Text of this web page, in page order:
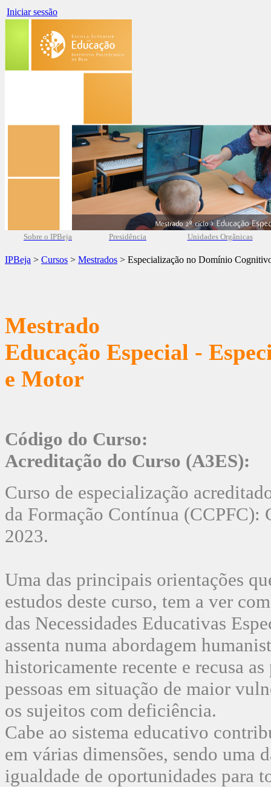
Iniciar sessão
Sobre o IPBeja Presidência Unidades Orgânicas
IPBeja > Cursos > Mestrados > Especialização no Domínio
Mestrado
Educação Especial -
e Motor
Código do Curso:
Acreditação do Curso (A3ES):
Curso de especialização
da Formação Contínua
2023.
Uma das principais orientações
estudos deste curso, tem a ver
das Necessidades Educativas
assenta numa abordagem
historicamente recente e recusa
pessoas em situação de maior
os sujeitos com deficiência.
Cabe ao sistema educativo
em várias dimensões, sendo uma
igualdade de oportunidades para